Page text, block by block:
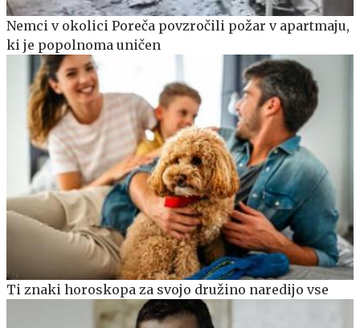
Nemci v okolici Poreča povzročili požar v apartmaju,
ki je popolnoma uničen
Ti znaki horoskopa za svojo družino naredijo vse